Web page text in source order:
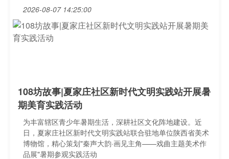
2026-08-07 14:25:00
108坊故事|夏家庄社区新时代文明实践站开展暑
期美育实践活动
为丰富辖区青少年暑期生活，深耕社区文化阵地建设。近
日，夏家庄社区新时代文明实践站联合驻地单位陕西省美术
博物馆，精心策划"秦声大韵·画见主角——戏曲主题美术作
品展"暑期参观实践活动